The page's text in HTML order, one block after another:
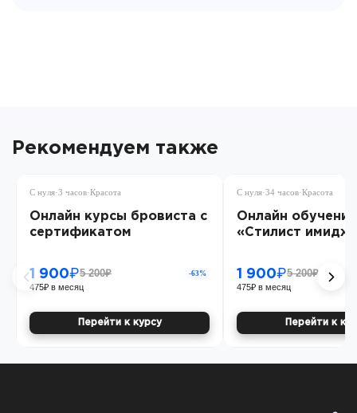
Рекомендуем также
С нуля·3 часов·Красота
Онлайн курсы бровиста с
сертификатом
1 900₽5 200₽ -63%
475₽ в месяц
Перейти к курсу
С нуля·34 часов·Красота
Онлайн обучение
«Стилист
1 900₽5 200₽
475₽ в месяц
Перейти к